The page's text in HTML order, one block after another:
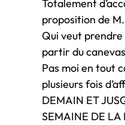
Totalement
proposition de
Qui veut prendre
partir du
Pas moi en tout
plusieurs fois
DEMAIN ET
SEMAINE DE LA